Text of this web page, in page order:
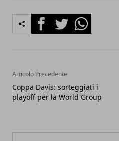
FacebookTwitterWhatsapp
Articolo Precedente
Coppa Davis: sorteggiati i
playoff per la World Group